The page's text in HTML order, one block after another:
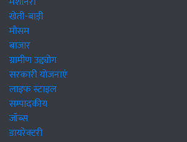
खेती-बाड़ी
मौसम
बाजार
ग्रामीण उद्द्योग
सरकारी योजनाएं
लाइफ स्टाइल
सम्पादकीय
जॉब्स
डायरेक्टरी